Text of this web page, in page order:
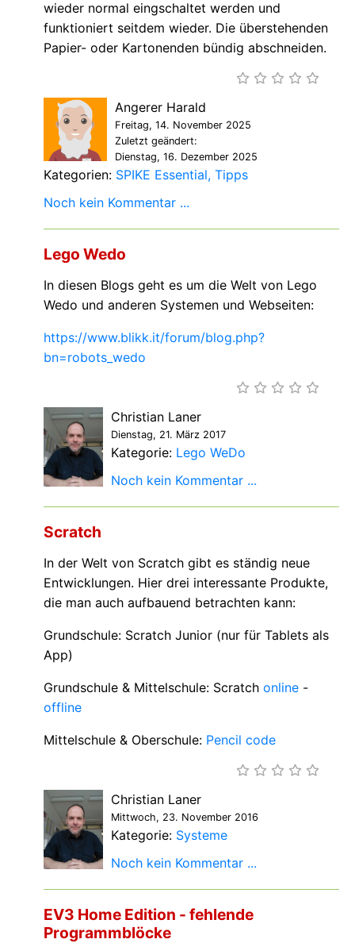
wieder normal eingschaltet werden und
funktioniert seitdem wieder. Die überstehenden
Papier- oder Kartonenden bündig abschneiden.
Angerer Harald
Freitag, 14. November 2025
Zuletzt geändert:
Dienstag, 16. Dezember 2025
Kategorien: SPIKE Essential Tipps
Noch kein Kommentar ...
Lego Wedo
In diesen Blogs geht es um die Welt von Lego
Wedo und anderen Systemen und Webseiten:
https://www.blikk.it/forum/blog.php?
bn=robots_wedo
Christian Laner
Dienstag, 21. März 2017
Kategorie: Lego WeDo
Noch kein Kommentar ...
Scratch
In der Welt von Scratch gibt es ständig neue
Entwicklungen. Hier drei interessante Produkte,
die man auch aufbauend betrachten kann:
Grundschule: Scratch Junior (nur für Tablets als
App)
Grundschule & Mittelschule: Scratch online -
offline
Mittelschule & Oberschule: Pencil code
Christian Laner
Mittwoch, 23. November 2016
Kategorie: Systeme
Noch kein Kommentar ...
EV3 Home Edition - fehlende
Programmblöcke